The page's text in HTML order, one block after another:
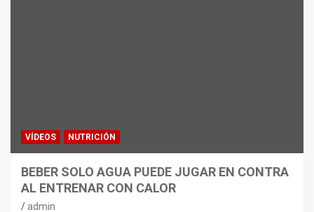
VÍDEOS NUTRICIÓN
BEBER SOLO AGUA PUEDE JUGAR EN CONTRA
AL ENTRENAR CON CALOR
admin